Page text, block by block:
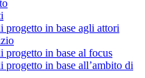
progetto in base agli attori
progetto in base al focus
in base all’ambito di